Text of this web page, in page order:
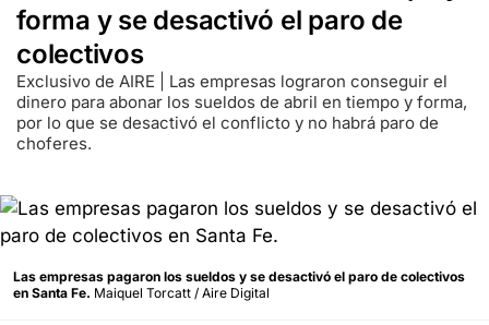
forma y se desactivó el paro de
colectivos
Exclusivo de AIRE | Las empresas lograron conseguir el
dinero para abonar los sueldos de abril en tiempo y forma,
por lo que se desactivó el conflicto y no habrá paro de
choferes.
Las empresas pagaron los sueldos y se desactivó el paro de colectivos
en Santa Fe. Maiquel Torcatt / Aire Digital